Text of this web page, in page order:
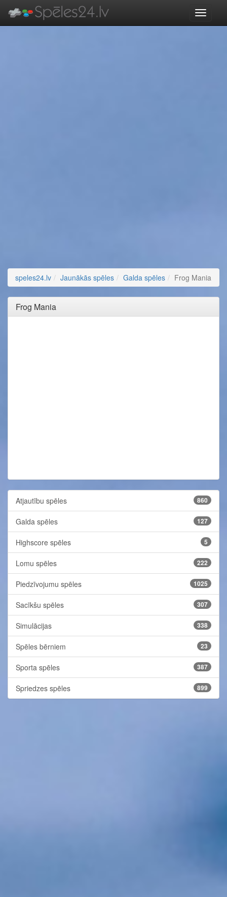
speles24.lv Jaunākās spēles Galda spēles Frog Mania
Frog Mania
Atjautību spēles 860
Galda spēles 127
Highscore spēles 5
Lomu spēles 222
Piedzīvojumu spēles 1025
Sacīkšu spēles 307
Simulācijas 338
Spēles bērniem 23
Sporta spēles 387
Spriedzes spēles 899